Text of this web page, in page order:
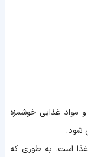
مواد غذایی خوشمزه
شود.
است. به طوری که